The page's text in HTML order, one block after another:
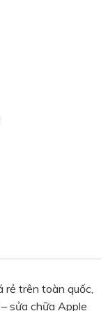
rẻ trên toàn quốc,
sửa chữa Apple